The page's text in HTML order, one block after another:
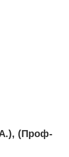
(Проф-